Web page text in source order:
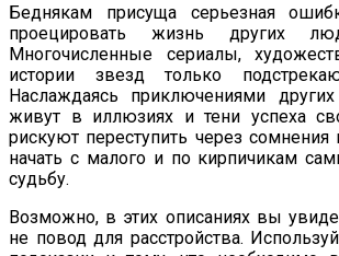
Беднякам присуща серьезная
проецировать жизнь других
Многочисленные сериалы,
истории звезд только
Наслаждаясь приключениями
живут в иллюзиях и тени успеха
рискуют переступить через сомнения
начать с малого и по кирпичикам
судьбу.
Возможно, в этих описаниях вы
не повод для расстройства.